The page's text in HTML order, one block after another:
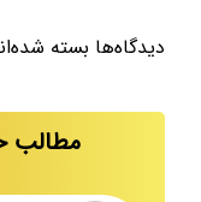
دیدگاه‌ها بسته
مطالب